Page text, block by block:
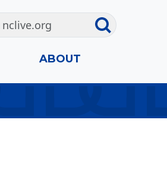
ABOUT